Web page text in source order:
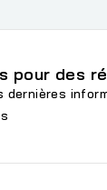
pour des